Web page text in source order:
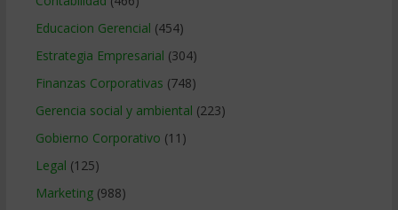
Educacion Gerencial (454)
Estrategia Empresarial (304)
Finanzas Corporativas (748)
Gerencia social y ambiental (223)
Gobierno Corporativo (11)
Legal (125)
Marketing(988)